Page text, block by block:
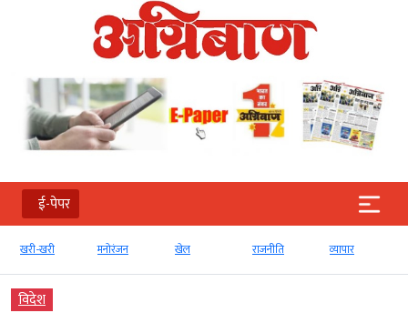
ई-पेपर
खरी-खरी मनोरंजन खेल राजनीति व्‍यापार
विदेश